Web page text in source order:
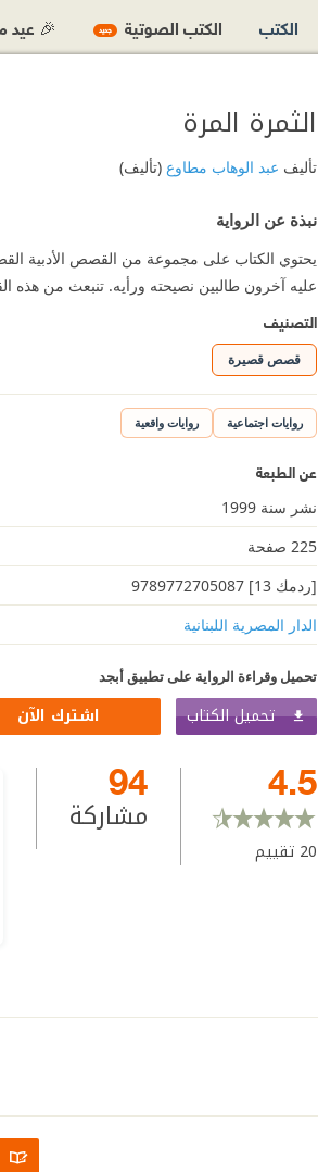
اشترك الآن
الثمرة المرة
تأليف عبد الوهاب مطاوع(تأليف)
نبذة عن الرواية
يحتوي الكتاب على مجموعة من القصص الأدبية
عليه آخرون طالبين نصيحته ورأيه. تنبعث من هذه
التصنيف
قصص قصيرة
روايات اجتماعية روايات واقعية
عن الطبعة
نشر سنة 1999
225 صفحة
[ردمك 13] 9789772705087
الدار المصرية اللبنانية
تحميل وقراءة الرواية على تطبيق أبجد
تحميل الكتاب اشترك الآن
4.5
20 تقييم
94
مشاركة
الكتب الكتب الصوتية جديد 🎉 عيد